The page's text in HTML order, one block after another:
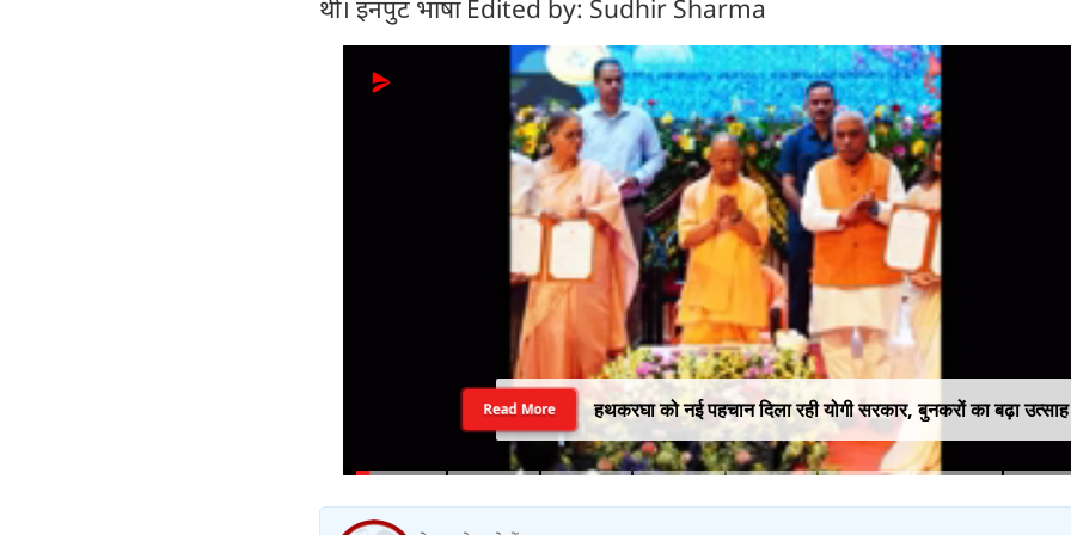
थी। इनपुट भाषा Edited by: Sudhir Sharma
हथकरघा को नई पहचान दिला रही योगी सरकार, बुनकरों का बढ़ा उत्साह
Read More